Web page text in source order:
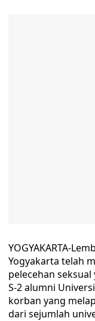
YOGYAKARTA-
Yogyakarta telah
pelecehan
S-2 alumni
korban yang
dari sejumlah